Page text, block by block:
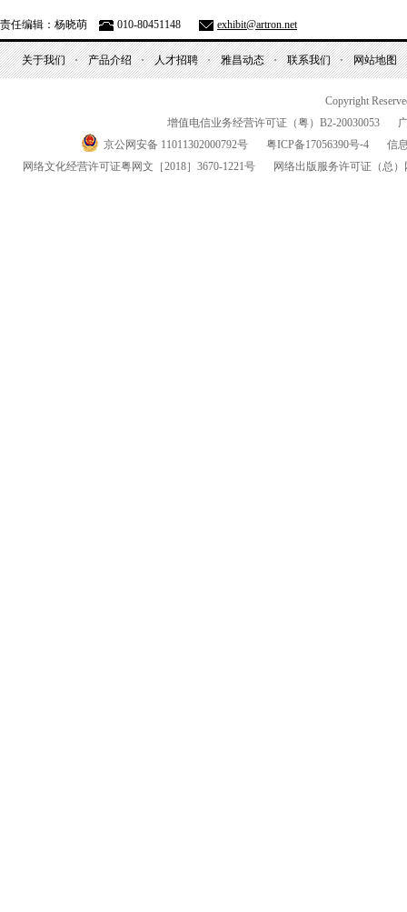
责任编辑：杨晓萌 010-80451148 exhibit@artron.net
关于我们 产品介绍 人才招聘 雅昌动态 联系我们 网站地图
Copyright
增值电信业务经营许可证（粤） B2-20030053
京公网安备 11011302000792号
粤ICP备17056390号-4
信
网络文化经营许可证粤网文 ［2018］3670-1221号 网络出版服务许可证 （总